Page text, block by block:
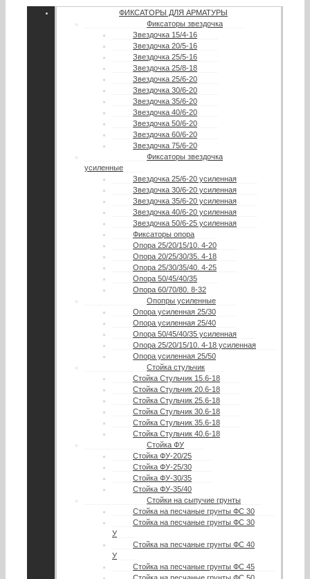
ФИКСАТОРЫ ДЛЯ АРМАТУРЫ
Фиксаторы звездочка
Звездочка 15/4-16
Звездочка 20/5-16
Звездочка 25/5-16
Звездочка 25/8-18
Звездочка 25/6-20
Звездочка 30/6-20
Звездочка 35/6-20
Звездочка 40/6-20
Звездочка 50/6-20
Звездочка 60/6-20
Звездочка 75/6-20
Фиксаторы звездочка
усиленные
Звездочка 25/6-20 усиленная
Звездочка 30/6-20 усиленная
Звездочка 35/6-20 усиленная
Звездочка 40/6-20 усиленная
Звездочка 50/6-25 усиленная
Фиксаторы опора
Опора 25/20/15/10. 4-20
Опора 20/25/30/35. 4-18
Опора 25/30/35/40. 4-25
Опора 50/45/40/35
Опора 60/70/80. 8-32
Опопры усиленные
Опора усиленная 25/30
Опора усиленная 25/40
Опора 50/45/40/35 усиленная
Опора 25/20/15/10. 4-18 усиленная
Опора усиленная 25/50
Стойка стульчик
Стойка Стульчик 15.6-18
Стойка Стульчик 20.6-18
Стойка Стульчик 25.6-18
Стойка Стульчик 30.6-18
Стойка Стульчик 35.6-18
Стойка Стульчик 40.6-18
Стойка ФУ
Стойка ФУ-20/25
Стойка ФУ-25/30
Стойка ФУ-30/35
Стойка ФУ-35/40
Стойки на сыпучие грунты
Стойка на песчаные грунты ФС 30
Стойка на песчаные грунты ФС 30
У
Стойка на песчаные грунты ФС 40
У
Стойка на песчаные грунты ФС 45